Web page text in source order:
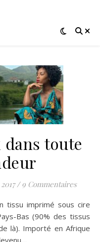
dans toute
/ 9 Commentaires
Bas (90% des tissus
là). Importé en Afrique